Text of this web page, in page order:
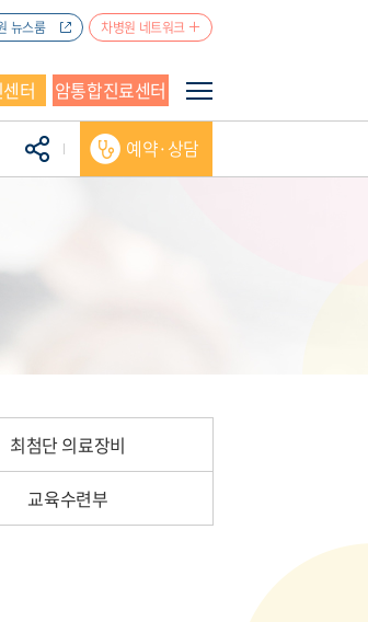
뉴스룸 차병원 네트워크
터 암통합진료센터
예약·상담
최첨단 의료장비
교육수련부